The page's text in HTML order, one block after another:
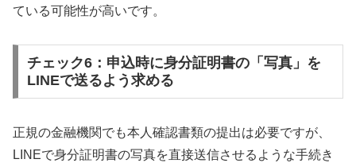
ている可能性が高いです。
チェック6：申込時に身分証明書の「写真」を
LINEで送るよう求める
正規の金融機関でも本人確認書類の提出は必要ですが、
LINEで身分証明書の写真を直接送信させるような手続き